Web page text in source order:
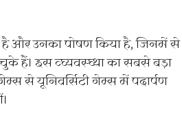
और उनका पोषण किया है, जिनमें से
हैं। इस व्घ्यवस्घ्था का सबसे बड़ा
से यूनिवर्सिटी गेम्स में पदार्पण